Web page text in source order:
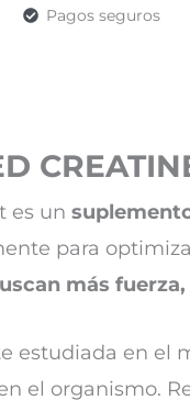
Pagos seguros
es un
para
más
estudiada en el
el organismo.